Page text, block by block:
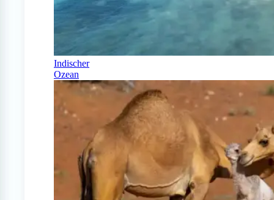
Indischer
Ozean